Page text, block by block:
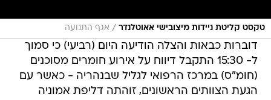
טקסט קליטת ניידות מיצובישי אאוטלנדר / אגף התנועה
דוברות כבאות והצלה הודיעה היום (רביעי) כי סמוך
ל- 15:30 התקבל דיווח על אירוע חומרים מסוכנים
(חומ"ס) במרכז הרפואי לגליל שבנהריה - כאשר עם
הגעת הצוותים הראשונים, זוהתה דליפת אמוניה